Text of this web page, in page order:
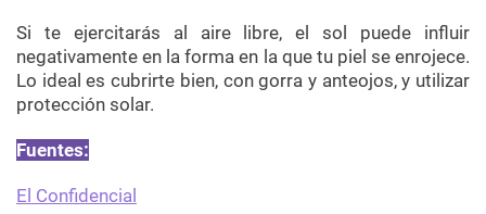
Si te ejercitarás al aire libre, el sol puede influir
negativamente en la forma en la que tu piel se enrojece.
Lo ideal es cubrirte bien, con gorra y anteojos, y utilizar
protección solar.
Fuentes:
El Confidencial